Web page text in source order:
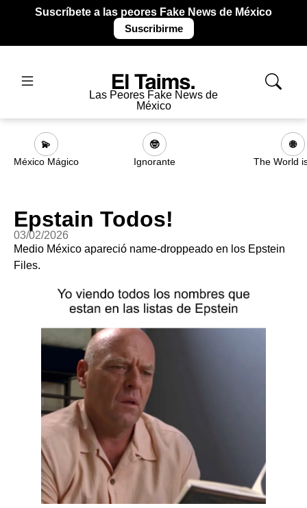
Suscríbete a las peores Fake News de México
Suscribirme
Las Peores Fake News de
México
💫
México Mágico
🤓
Ignorante
🌐
The World
Epstain Todos!
03/02/2026
Medio México apareció name-droppeado en los Epstein
Files.